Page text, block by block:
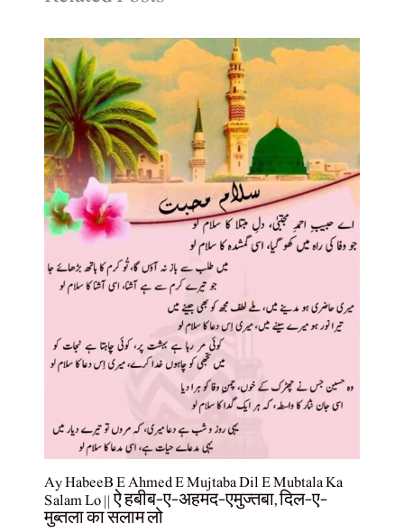
Ay HabeeB E Ahmed E Mujtaba Dil E Mubtala Ka
Salam Lo || ऐ हबीब-ए-अहमद-एमुज्तबा, दिल-ए-
मुब्तला का सलाम लो